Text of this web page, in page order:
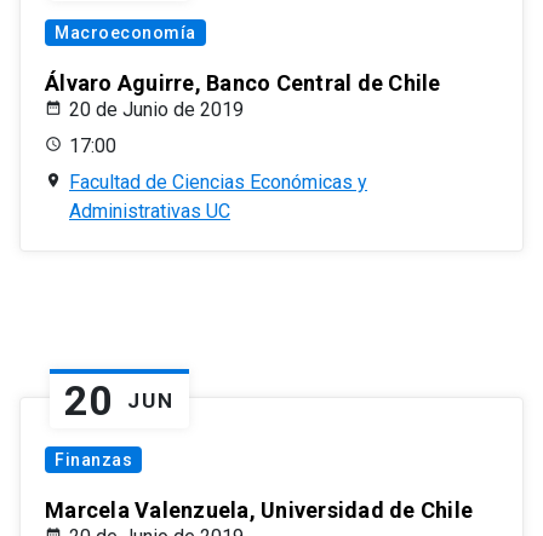
Macroeconomía
Álvaro Aguirre, Banco Central de Chile
20 de Junio de 2019
17:00
Facultad de Ciencias Económicas y
Administrativas UC
20 JUN
Finanzas
Marcela Valenzuela, Universidad de Chile